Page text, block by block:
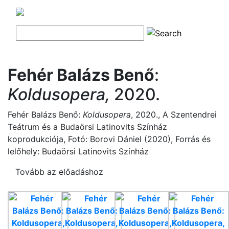
Fehér Balázs Benő:
Koldusopera, 2020.
Fehér Balázs Benő: Koldusopera, 2020., A Szentendrei
Teátrum és a Budaörsi Latinovits Színház
koprodukciója, Fotó: Borovi Dániel (2020), Forrás és
lelőhely: Budaörsi Latinovits Színház
Tovább az előadáshoz